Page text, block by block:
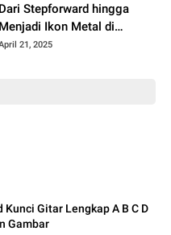
Dari Stepforward hingga
Menjadi Ikon Metal di
21, 2025
Kunci Gitar Lengkap A B C D
Gambar